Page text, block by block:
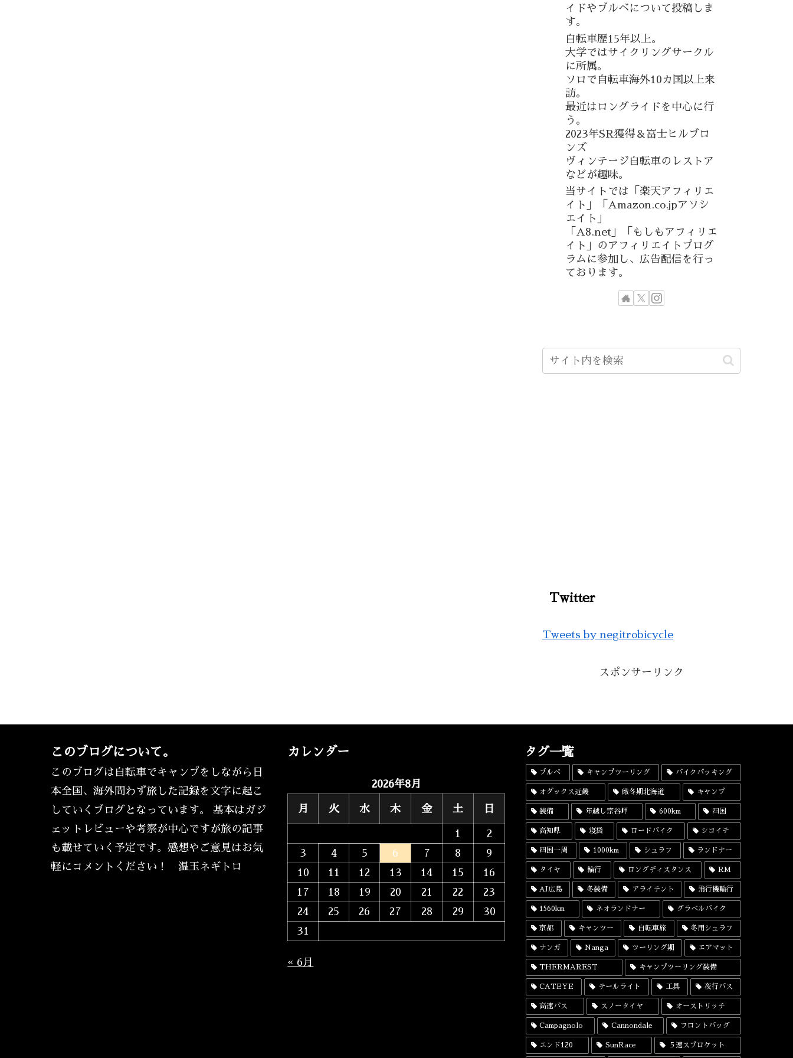
イドやブルベについて投稿しま
す。
自転車歴15年以上。
大学ではサイクリングサークル
に所属。
ソロで自転車海外10カ国以上来
訪。
最近はロングライドを中心に行
う。
2023年SR獲得＆富士ヒルブロ
ンズ
ヴィンテージ自転車のレストア
などが趣味。
当サイトでは「楽天アフィリエ
イト」「Amazon.co.jpアソシ
エイト」
「A8.net」「もしもアフィリエ
イト」のアフィリエイトプログ
ラムに参加し、広告配信を行っ
ております。
Twitter
Tweets by negitrobicycle
スポンサーリンク
このブログについて。
このブログは自転車でキャンプをしながら日
本全国、海外問わず旅した記録を文字に起こ
していくブログとなっています。 基本はガジ
ェットレビューや考察が中心ですが旅の記事
も載せていく予定です。感想やご意見はお気
軽にコメントください！ 温玉ネギトロ
カレンダー
2026年8月
月 火 水 木 金 土 日
1
2
3
4 5 6 7 8
9
10
11 12 13 14 15
16
17
18 19 20 21 22
23
24
25 26 27 28 29
30
31
« 6月
タグ一覧
ブルベ キャンプツーリング バイクパッキング
オダックス近畿 厳冬期北海道 キャンプ
装備 年越し宗谷岬 600km 四国
高知県 寝袋 ロードバイク シコイチ
四国一周 1000km シュラフ ランドナー
タイヤ 輪行 ロングディスタンス RM
AJ広島 冬装備 アライテント 飛行機輪行
1560km ネオランドナー グラベルバイク
京都 キャンツー 自転車旅 冬用シュラフ
ナンガ Nanga ツーリング期 エアマット
THERMAREST キャンプツーリング装備
CATEYE テールライト 工具 夜行バス
高速バス スノータイヤ オーストリッチ
Campagnolo Cannondale フロントバッグ
エンド120 SunRace ５速スプロケット